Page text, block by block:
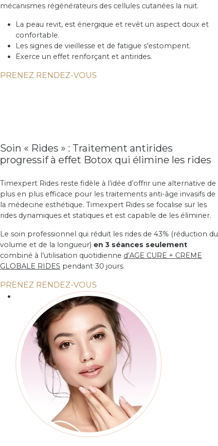
mécanismes régénérateurs des cellules cutanées la nuit.
La peau revit, est énergique et revêt un aspect doux et
confortable.
Les signes de vieillesse et de fatigue s’estompent.
Exerce un effet renforçant et antirides.
PRENEZ RENDEZ-VOUS
Soin « Rides » : Traitement antirides
progressif à effet Botox qui élimine les rides
Timexpert Rides reste fidèle à l’idée d’offrir une alternative de
plus en plus efficace pour les traitements anti-âge invasifs de
la médecine esthétique. Timexpert Rides se focalise sur les
rides dynamiques et statiques et est capable de les éliminer.
Le soin professionnel qui réduit les rides de 43% (réduction du
volume et de la longueur) en 3 séances seulement
combiné à l’utilisation quotidienne d’AGE CURE + CREME
GLOBALE RIDES pendant 30 jours.
PRENEZ RENDEZ-VOUS